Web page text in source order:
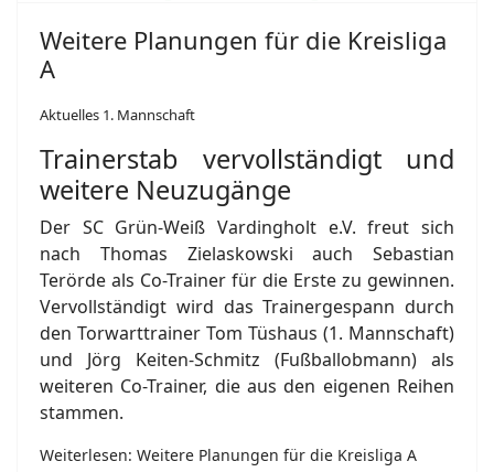
Weitere Planungen für die Kreisliga
A
Aktuelles 1. Mannschaft
Trainerstab vervollständigt und
weitere Neuzugänge
Der SC Grün-Weiß Vardingholt e.V. freut sich
nach Thomas Zielaskowski auch Sebastian
Terörde als Co-Trainer für die Erste zu gewinnen.
Vervollständigt wird das Trainergespann durch
den Torwarttrainer Tom Tüshaus (1. Mannschaft)
und Jörg Keiten-Schmitz (Fußballobmann) als
weiteren Co-Trainer, die aus den eigenen Reihen
stammen.
Weiterlesen: Weitere Planungen für die Kreisliga A